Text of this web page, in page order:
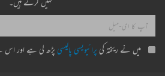
میں نے ریختہ کی پرائیویسی پالیسی پڑھ لی ہے اور اس